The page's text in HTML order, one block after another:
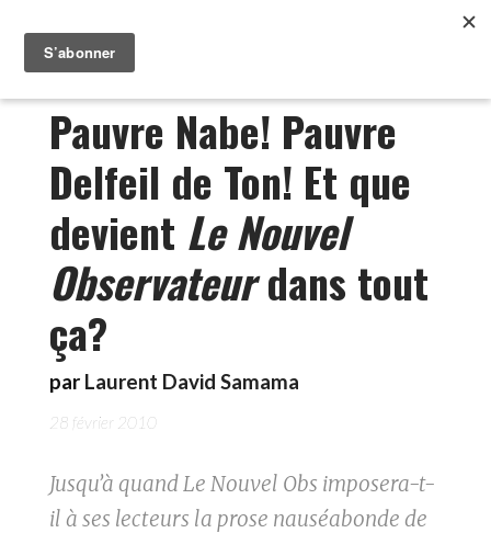
Pauvre Nabe! Pauvre
Delfeil de Ton! Et que
devient Le Nouvel
Observateurdans tout
ça?
par Laurent David Samama
28 février 2010
Jusqu’à quand Le Nouvel Obs imposera-t-
il à ses lecteurs la prose nauséabonde de